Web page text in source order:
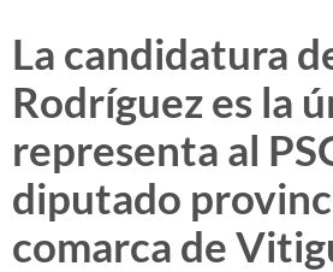
La candidatura
Rodríguez es la
representa al
diputado
comarca de